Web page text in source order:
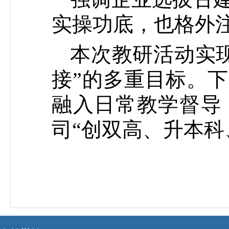
实操功底，也格外
本次教研活动实
接”的多重目标。
融入日常教学督
司“创双高、升本